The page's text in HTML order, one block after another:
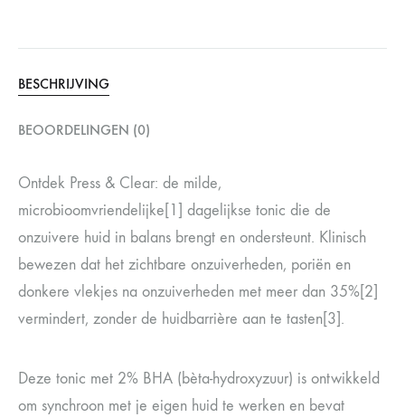
BESCHRIJVING
BEOORDELINGEN (0)
Ontdek Press & Clear: de milde,
microbioomvriendelijke[1] dagelijkse tonic die de
onzuivere huid in balans brengt en ondersteunt. Klinisch
bewezen dat het zichtbare onzuiverheden, poriën en
donkere vlekjes na onzuiverheden met meer dan 35%[2]
vermindert, zonder de huidbarrière aan te tasten[3].
Deze tonic met 2% BHA (bèta-hydroxyzuur) is ontwikkeld
om synchroon met je eigen huid te werken en bevat